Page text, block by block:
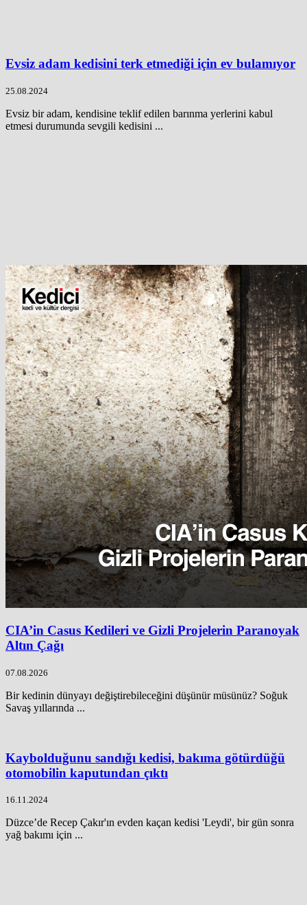
Evsiz adam kedisini terk etmediği için ev bulamıyor
25.08.2024
Evsiz bir adam, kendisine teklif edilen barınma yerlerini kabul
etmesi durumunda sevgili kedisini ...
CIA’in Casus Kedileri ve Gizli Projelerin Paranoyak
Altın Çağı
07.08.2026
Bir kedinin dünyayı değiştirebileceğini düşünür müsünüz? Soğuk
Savaş yıllarında ...
Kaybolduğunu sandığı kedisi, bakıma götürdüğü
otomobilin kaputundan çıktı
16.11.2024
Düzce’de Recep Çakır'ın evden kaçan kedisi 'Leydi', bir gün sonra
yağ bakımı için ...